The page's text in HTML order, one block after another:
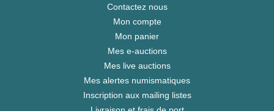
Contactez nous
Mon compte
Mon panier
Mes e-auctions
Mes live auctions
Mes alertes numismatiques
Inscription aux mailing listes